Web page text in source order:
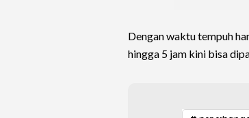
Dengan waktu tempuh
hingga 5 jam kini bisa